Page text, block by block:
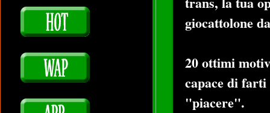
giocattolone
20 ottimi
capace di
"piacere".